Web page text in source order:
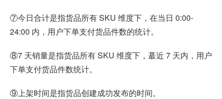
⑦今日合计是指货品所有 SKU 维度下，在当日 0:00-
24:00 内，用户下单支付货品件数的统计。
⑧7 天销量是指货品所有 SKU 维度下，蕞近 7 天内，用户
下单支付货品件数统计。
⑨上架时间是指货品创建成功发布的时间。